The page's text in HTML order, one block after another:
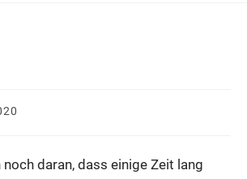
noch daran, dass einige Zeit lang